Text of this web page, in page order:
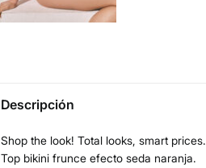
Descripción
Shop the look! Total looks, smart prices.
Top bikini frunce efecto seda naranja.